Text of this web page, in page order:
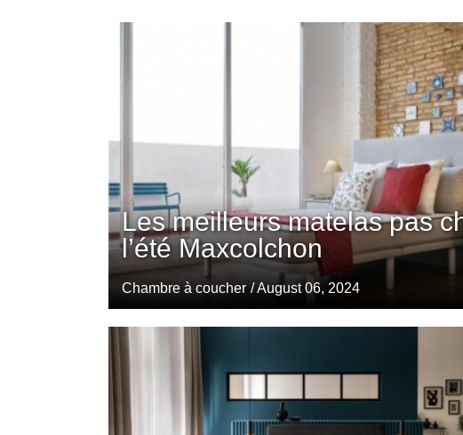
Les meilleurs matelas pas
l’été Maxcolchon
Chambre à coucher / August 06, 2024